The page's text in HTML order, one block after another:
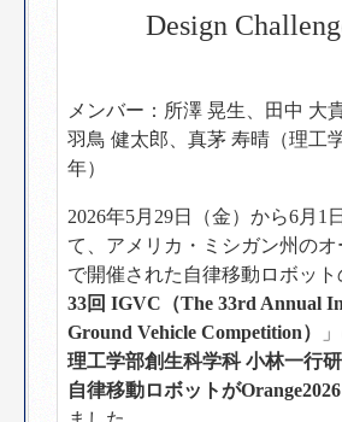
Design
メンバー：所澤 晃生、田中 大
羽鳥 健太郎、 真茅 寿晴（理工
年）
2026年5月29日（金）から6月1
て、アメリカ・ミシガン州の
で開催された自律移動ロボット
33回 IGVC（The 33rd Annual
Ground Vehicle Competition）
理工学部創生科学科 小林一行
自律移動ロボットが